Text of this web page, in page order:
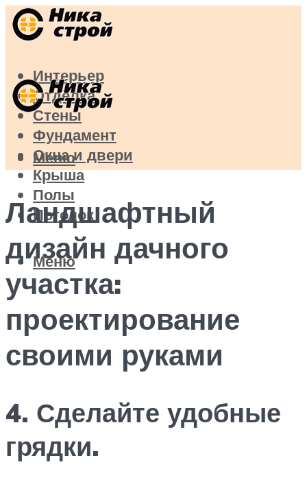
Интерьер
Отделка
Стены
Фундамент
Окна и двери
Крыша
Полы
Потолок
Меню
Меню
Ландшафтный
дизайн дачного
участка:
проектирование
своими руками
4. Сделайте удобные
грядки.